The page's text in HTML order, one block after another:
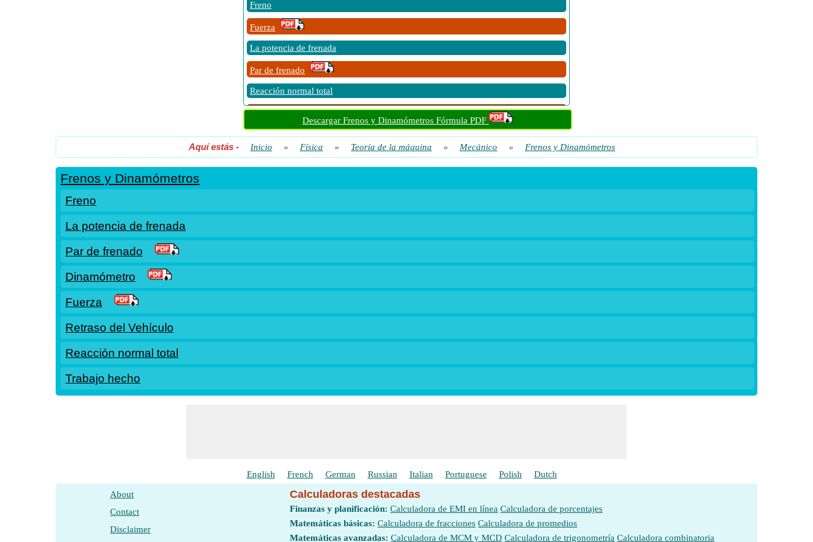
Freno
Fuerza
La potencia de frenada
Par de frenado
Reacción normal total
Retraso del Vehículo
Trabajo hecho
Descargar Frenos y Dinamómetros Fórmula PDF
Aquí estás - Inicio » Física » Teoría de la máquina » Mecánico » Frenos y Dinamómetros
Frenos y Dinamómetros
Freno
La potencia de frenada
Par de frenado
Dinamómetro
Fuerza
Retraso del Vehículo
Reacción normal total
Trabajo hecho
English French German Russian Italian Portuguese Polish Dutch
About
Contact
Disclaimer
Calculadoras destacadas
Finanzas y planificación: Calculadora de EMI en línea Calculadora de porcentajes
Matemáticas básicas: Calculadora de fracciones Calculadora de promedios
Matemáticas avanzadas: Calculadora de MCM y MCD Calculadora de trigonometría Calculadora combinatoria